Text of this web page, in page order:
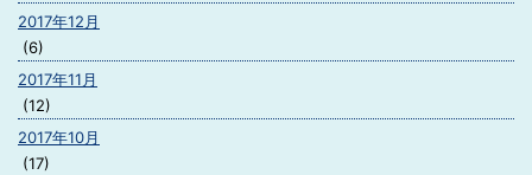
2017年12月
(6)
2017年11月
(12)
2017年10月
(17)